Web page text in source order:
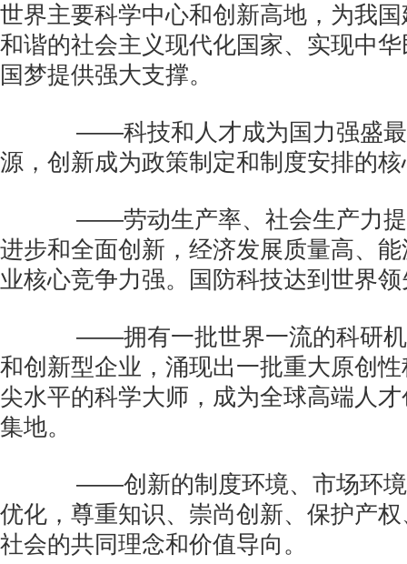
世界主要科学中心和创新高地，为我
和谐的社会主义现代化国家、实现中
国梦提供强大支撑。
——科技和人才成为国力强盛最
源，创新成为政策制定和制度安排的
——劳动生产率、社会生产力提
进步和全面创新，经济发展质量高、
业核心竞争力强。国防科技达到世界
——拥有一批世界一流的科研机
和创新型企业，涌现出一批重大原创
尖水平的科学大师，成为全球高端人
集地。
——创新的制度环境、市场环境
优化，尊重知识、崇尚创新、保护产
社会的共同理念和价值导向。